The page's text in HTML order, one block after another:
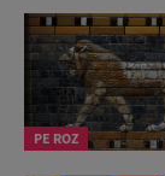
PE ROZ